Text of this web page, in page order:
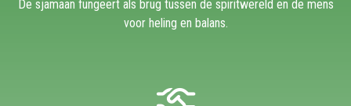
De sjamaan fungeert als brug tussen de spiritwereld en de mens
voor heling en balans.